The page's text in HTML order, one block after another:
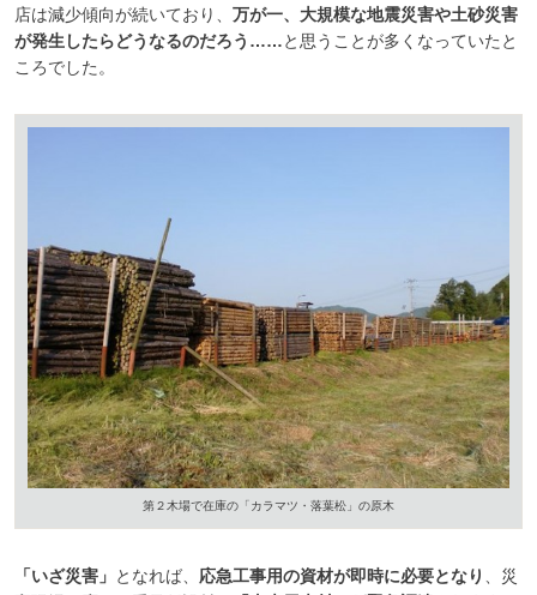
店は減少傾向が続いており、 万が一、大規模な地震災害や土砂災害
が発生したらどうなるのだろう……と思うことが多くなっていたと
ころでした。
第２木場で在庫の「カラマツ・落葉松」の原木
「いざ災害」 となれば、 応急工事用の資材が即時に必要となり 、災